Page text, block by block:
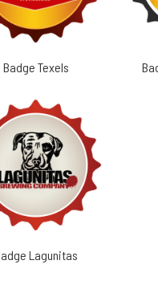
Badge Texels
Lagunitas